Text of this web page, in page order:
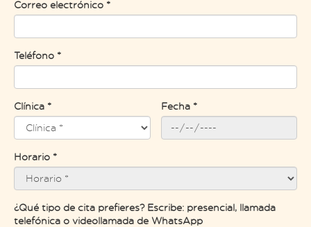
Correo electrónico *
Teléfono *
Clínica * Fecha *
Horario *
¿Qué tipo de cita prefieres? Escribe: presencial, llamada
telefónica o videollamada de WhatsApp